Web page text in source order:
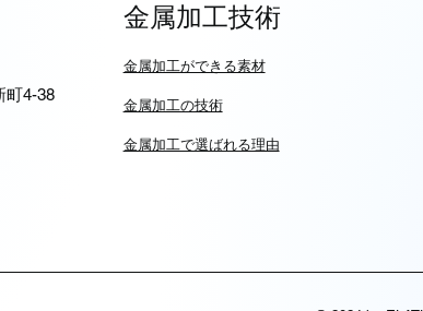
町4-38
金属加工技術
​金属加工ができる素材
​金属加工の技術
金属加工で選ばれる理由